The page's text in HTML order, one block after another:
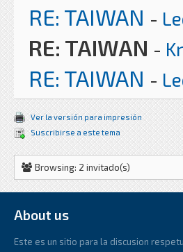
RE: TAIWAN -
RE: TAIWAN -
RE: TAIWAN -
Ver la versión para impresión
Suscribirse a este tema
Browsing: 2 invitado(s)
About us
Este es un sitio para la discusion